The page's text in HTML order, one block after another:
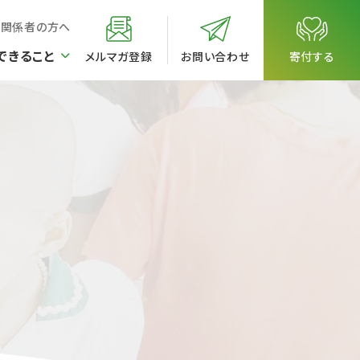
係者の方へ
きること メルマガ登録 お問い合わせ 寄付する